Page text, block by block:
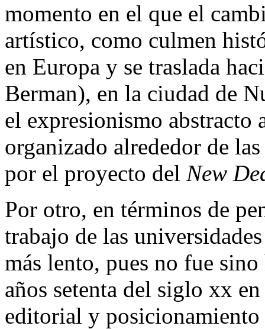
momento en el que el
artístico, como culmen
en Europa y se traslada
Berman), en la ciudad de
el expresionismo abstracto
organizado alrededor de
por el proyecto del New
Por otro, en términos de
trabajo de las
más lento, pues no fue sino
años setenta del siglo xx
editorial y